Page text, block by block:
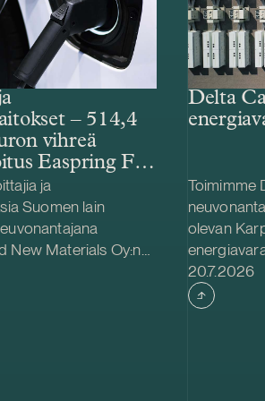
– 514,4
vihreä
Easpring Finland
CAM-
ja
Suomen lain
New Materials Oy:n
(CAM)
kehittämiseen ja
Delta
Toimimme
olevan
Delta
yhdessä
Julkaistu
20.7.2026